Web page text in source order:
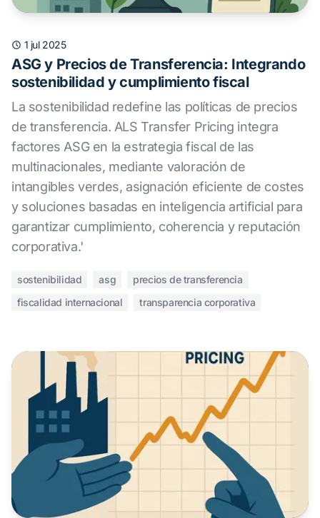
1 jul 2025
ASG y Precios de Transferencia: Integrando
sostenibilidad y cumplimiento fiscal
La sostenibilidad redefine las políticas de precios
de transferencia. ALS Transfer Pricing integra
factores ASG en la estrategia fiscal de las
multinacionales, mediante valoración de
intangibles verdes, asignación eficiente de costes
y soluciones basadas en inteligencia artificial para
garantizar cumplimiento, coherencia y reputación
corporativa.'
sostenibilidad asg
precios de transferencia
fiscalidad internacional
transparencia corporativa